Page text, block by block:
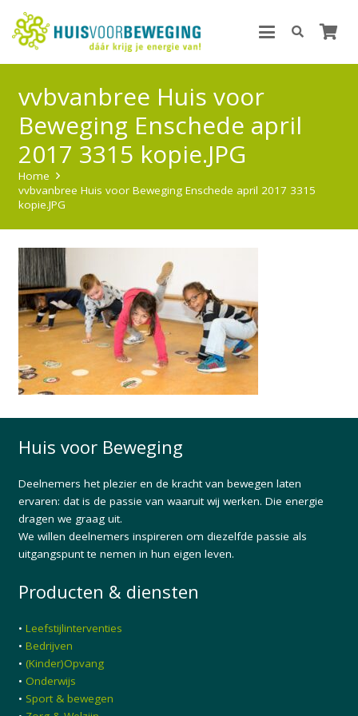
vvbvanbree Huis voor
Beweging Enschede april
2017 3315 kopie.JPG
Home
vvbvanbree Huis voor Beweging Enschede april 2017 3315
kopie.JPG
Huis voor Beweging
Deelnemers het plezier en de kracht van bewegen laten
ervaren: dat is de passie van waaruit wij werken. Die energie
dragen we graag uit.
We willen deelnemers inspireren om diezelfde passie als
uitgangspunt te nemen in hun eigen leven.
Producten & diensten
• Leefstijlinterventies
• Bedrijven
• (Kinder)Opvang
• Onderwijs
• Sport & bewegen